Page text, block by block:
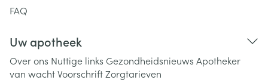
FAQ
Uw apotheek
Over ons Nuttige links Gezondheidsnieuws Apotheker
van wachtVoorschriftZorgtarieven